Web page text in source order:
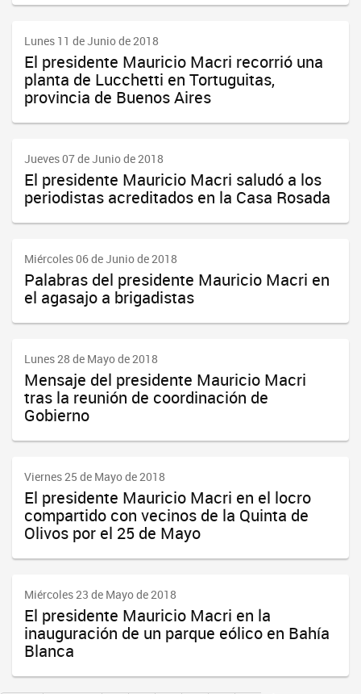
Lunes 11 de Junio de 2018
El presidente Mauricio Macri recorrió una
planta de Lucchetti en Tortuguitas,
provincia de Buenos Aires
Jueves 07 de Junio de 2018
El presidente Mauricio Macri saludó a los
periodistas acreditados en la Casa Rosada
Miércoles 06 de Junio de 2018
Palabras del presidente Mauricio Macri en
el agasajo a brigadistas
Lunes 28 de Mayo de 2018
Mensaje del presidente Mauricio Macri
tras la reunión de coordinación de
Gobierno
Viernes 25 de Mayo de 2018
El presidente Mauricio Macri en el locro
compartido con vecinos de la Quinta de
Olivos por el 25 de Mayo
Miércoles 23 de Mayo de 2018
El presidente Mauricio Macri en la
inauguración de un parque eólico en Bahía
Blanca